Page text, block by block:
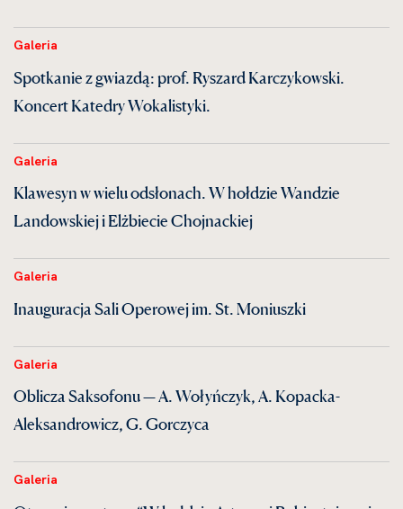
Galeria
Spotkanie z gwiazdą: prof. Ryszard Karczykowski.
Koncert Katedry Wokalistyki.
Galeria
Klawesyn w wielu odsłonach. W hołdzie Wandzie
Landowskiej i Elżbiecie Chojnackiej
Galeria
Inauguracja Sali Operowej im. St. Moniuszki
Galeria
Oblicza Saksofonu — A. Wołyńczyk, A. Kopacka-
Aleksandrowicz, G. Gorczyca
Galeria